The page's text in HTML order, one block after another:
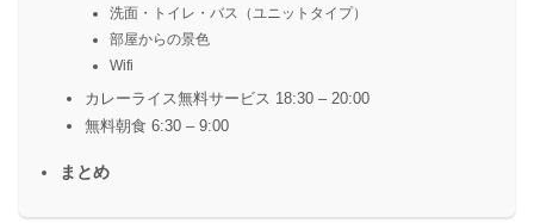
洗面・トイレ・バス（ユニットタイプ）
部屋からの景色
Wifi
カレーライス無料サービス 18:30 – 20:00
無料朝食 6:30 – 9:00
まとめ